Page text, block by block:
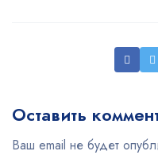
Оставить
Ваш email не будет